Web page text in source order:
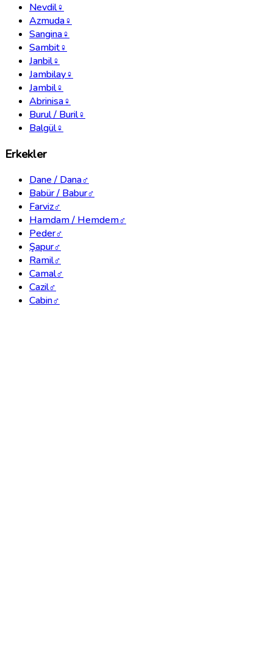
Nevdil♀
Azmuda♀
Sangina♀
Sambit♀
Janbil♀
Jambilay♀
Jambil♀
Abrinisa♀
Burul / Buril♀
Balgül♀
Erkekler
Dane / Dana♂
Babür / Babur♂
Farviz♂
Hamdam / Hemdem♂
Peder♂
Şapur♂
Ramil♂
Camal♂
Cazil♂
Cabin♂